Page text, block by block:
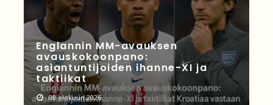
Englannin MM-avauksen
avauskokoonpano:
asiantuntijoiden ihanne-XI ja
taktiikat
08 elokuun 2026